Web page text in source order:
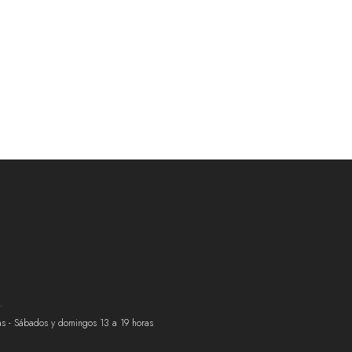
- Sábados y domingos 13 a 19 horas